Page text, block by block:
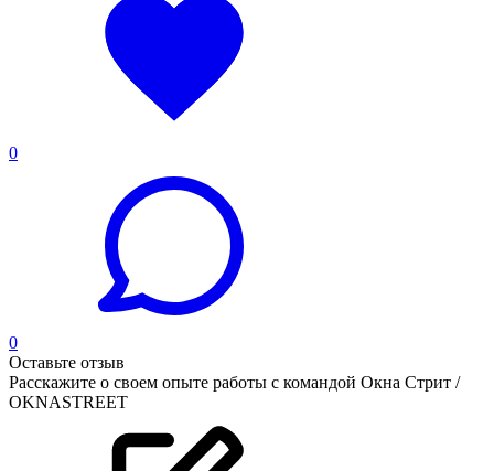
0
0
Оставьте отзыв
Расскажите о своем опыте работы с командой Окна Стрит /
OKNASTREET